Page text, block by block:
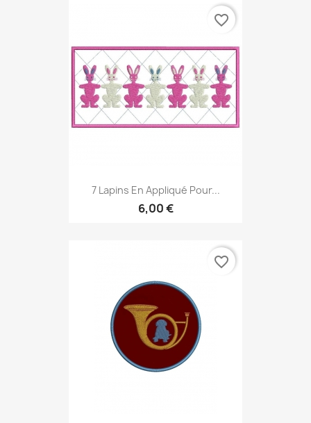
7 Lapins En Appliqué Pour...
6,00 €
favorite_border
favorite_border